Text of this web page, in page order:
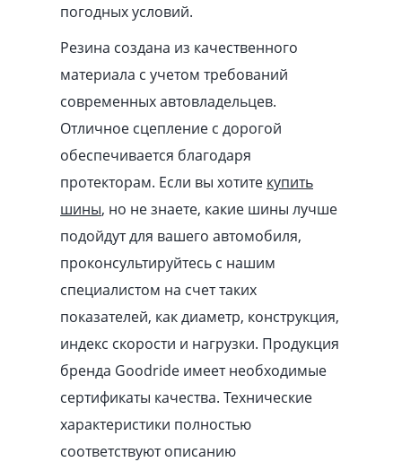
погодных условий.
Резина создана из качественного
материала с учетом требований
современных автовладельцев.
Отличное сцепление с дорогой
обеспечивается благодаря
протекторам. Если вы хотите купить
шины, но не знаете, какие шины лучше
подойдут для вашего автомобиля,
проконсультируйтесь с нашим
специалистом на счет таких
показателей, как диаметр, конструкция,
индекс скорости и нагрузки. Продукция
бренда Goodride имеет необходимые
сертификаты качества. Технические
характеристики полностью
соответствуют описанию